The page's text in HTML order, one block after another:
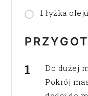
1 łyżka
Do dużej
Pokrój